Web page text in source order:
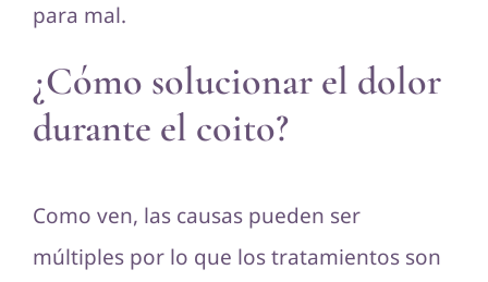
para mal.
¿Cómo solucionar el dolor
durante el coito?
Como ven, las causas pueden ser
múltiples por lo que los tratamientos son